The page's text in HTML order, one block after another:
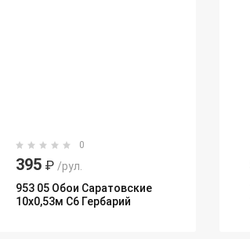
0
395 ₽ /рул.
953 05 Обои Саратовские
10х0,53м С6 Гербарий